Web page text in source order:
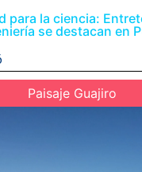
para la ciencia:
se destacan en
Paisaje Guajiro